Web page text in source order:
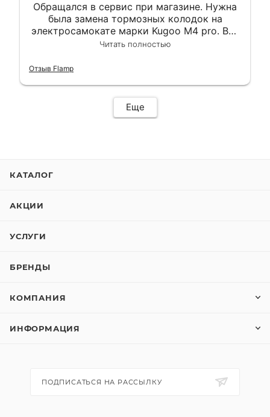
Обращался в сервис при магазине. Нужна
была замена тормозных колодок на
электросамокате марки Kugoo M4 pro. Всё
сделали в лучшем виде и в максимально
гарантии, поэтому и обратился в этот
Читать полностью
Отзыв Flamp
Еще
КАТАЛОГ
АКЦИИ
УСЛУГИ
БРЕНДЫ
КОМПАНИЯ
ИНФОРМАЦИЯ
ПОДПИСАТЬСЯ НА РАССЫЛКУ